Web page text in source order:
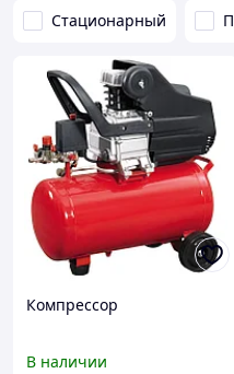
Стационарный
Компрессор
В наличии